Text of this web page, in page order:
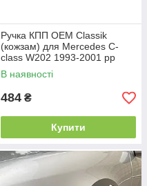
Ручка КПП ОЕМ Classik
(кожзам) для Mercedes C-
class W202 1993-2001 рр
В наявності
484 ₴
Купити